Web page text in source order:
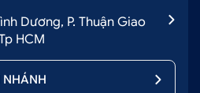
Dương, P. Thuận Giao
HCM